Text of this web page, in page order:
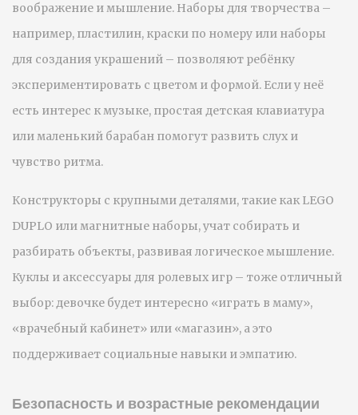
воображение и мышление. Наборы для творчества –
например, пластилин, краски по номеру или наборы
для создания украшений – позволяют ребёнку
экспериментировать с цветом и формой. Если у неё
есть интерес к музыке, простая детская клавиатура
или маленький барабан помогут развить слух и
чувство ритма.
Конструкторы с крупными деталями, такие как LEGO
DUPLO или магнитные наборы, учат собирать и
разбирать объекты, развивая логическое мышление.
Куклы и аксессуары для ролевых игр – тоже отличный
выбор: девочке будет интересно «играть в маму»,
«врачебный кабинет» или «магазин», а это
поддерживает социальные навыки и эмпатию.
Безопасность и возрастные рекомендации